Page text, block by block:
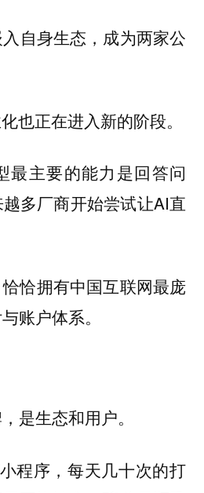
自身生态，成为两家公
也正在进入新的阶段。
最主要的能力是回答问
多厂商开始尝试让AI直
恰拥有中国互联网最庞
账户体系。
是生态和用户。
程序，每天几十次的打